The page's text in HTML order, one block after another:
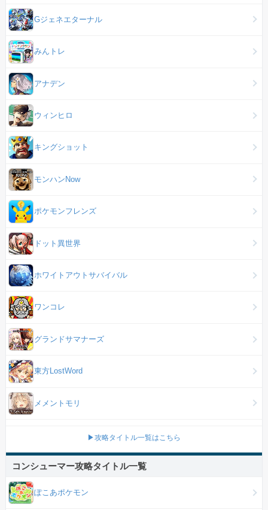
Gジェネエターナル
みんトレ
アナデン
ウィンヒロ
キングショット
モンハンNow
ポケモンフレンズ
ドット異世界
ホワイトアウトサバイバル
ワンコレ
グランドサマナーズ
東方LostWord
メメントモリ
▶攻略タイトル一覧はこちら
コンシューマー攻略タイトル一覧
ぽこあポケモン